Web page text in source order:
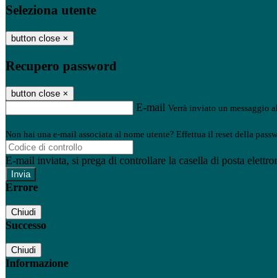
Seleziona utente
button close ×
Recupero password
button close ×
E-mail Verrà inviato un messaggio
Non hai una e-mail associata al nome utente? Effettua il reset della
E-mail inviata, si prega di controllare la casella di posta
Errore
Chiudi
Successo
Chiudi
Informazione